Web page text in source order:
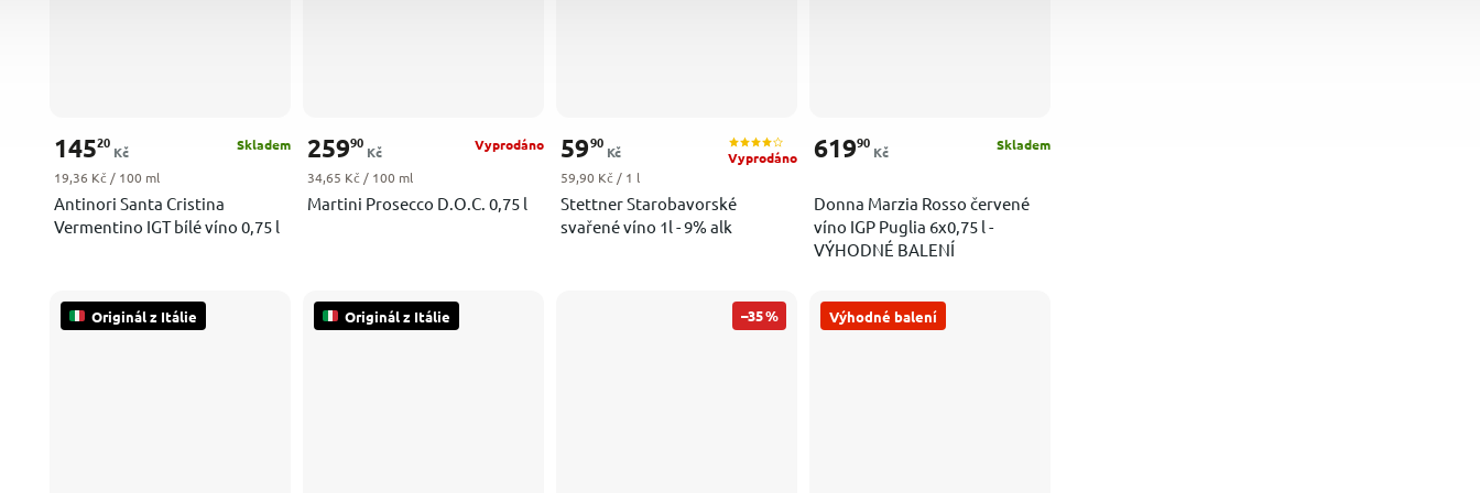
Antinori Santa Cristina
Vermentino IGT bílé víno 0,75 l
Skladem
14520
Kč
Měrná cena:
19,36 Kč / 100 ml
Martini Prosecco D.O.C. 0,75 l
Vyprodáno
25990
Kč
Měrná cena:
34,65 Kč / 100 ml
Stettner Starobavorské
svařené víno 1l - 9% alk
Vyprodáno
5990
Kč
Měrná cena:
59,90 Kč / 1 l
Donna Marzia Rosso červené
víno IGP Puglia 6x0,75 l -
VÝHODNÉ BALENÍ
Skladem
61990
Kč
Originál z Itálie Originál z Itálie –35 % Výhodné balení